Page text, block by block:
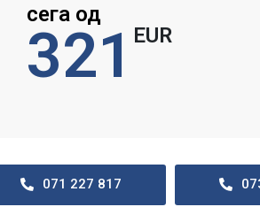
сега од
321 EUR
071 227 817